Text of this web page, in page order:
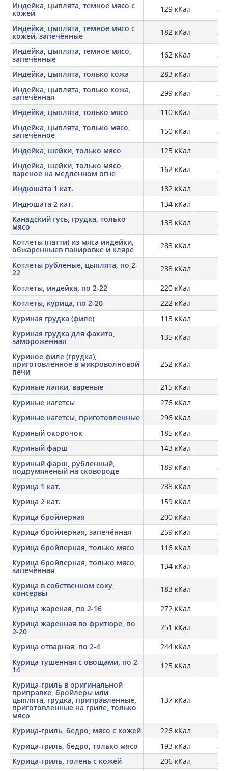
Индейка, цыплята, темное мясо с
кожей 129 кКал
Индейка, цыплята, темное мясо с
кожей, запечённые 182 кКал
Индейка, цыплята, темное мясо,
запечённые 162 кКал
Индейка, цыплята, только кожа
283 кКал
Индейка, цыплята, только кожа,
запечённая 299 кКал
Индейка, цыплята, только мясо
110 кКал
Индейка, цыплята, только мясо,
запечённое 150 кКал
Индейка, шейки, только мясо
125 кКал
Индейка, шейки, только мясо,
вареное на медленном огне 162 кКал
Индюшата 1 кат.
182 кКал
Индюшата 2 кат.
134 кКал
Канадский гусь, грудка, только
мясо 133 кКал
Котлеты (патти) из мяса индейки,
обжаренныев панировке и кляре 283 кКал
Котлеты рубленые, цыплята, по 2-
22 238 кКал
Котлеты, индейка, по 2-22
220 кКал
Котлеты, курица, по 2-20
222 кКал
Куриная грудка (филе)
113 кКал
Куриная грудка для фахито,
замороженная 135 кКал
Куриное филе (грудка),
приготовленное в микроволновой
печи
252 кКал
Куриные лапки, вареные 215 кКал
Куриные нагетсы
276 кКал
Куриные нагетсы, приготовленные
296 кКал
Куриный окорочок
185 кКал
Куриный фарш
143 кКал
Куриный фарш, рубленный,
подрумяненый на сковороде 189 кКал
Курица 1 кат.
238 кКал
Курица 2 кат.
159 кКал
Курица бройлерная
200 кКал
Курица бройлерная, запечённая
259 кКал
Курица бройлерная, только мясо
116 кКал
Курица бройлерная, только мясо,
запечённая 134 кКал
Курица в собственном соку,
консервы 183 кКал
Курица жареная, по 2-16
272 кКал
Курица жаренная во фритюре, по
2-20 251 кКал
Курица отварная, по 2-4
244 кКал
Курица тушенная с овощами, по 2-
14 125 кКал
Курица-гриль в оригинальной
приправке, бройлеры или
цыплята, грудка, приправленные,
приготовленные на гриле, только
мясо
137 кКал
Курица-гриль, бедро, мясо с кожей 226 кКал
Курица-гриль, бедро, только мясо
193 кКал
Курица-гриль, голень с кожей
206 кКал